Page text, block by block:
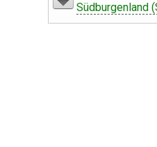
Südburgenland